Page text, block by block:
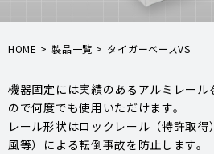
HOME > 製品一覧 > タイガーベースVS
機器固定には実績のあるアルミレール
ので何度でも使用いただけます。
レール形状はロックレール（特許取
風等）による転倒事故を防止します。